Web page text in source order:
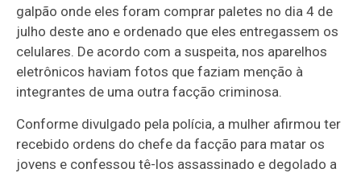
galpão onde eles foram comprar paletes no dia 4 de
julho deste ano e ordenado que eles entregassem os
celulares. De acordo com a suspeita, nos aparelhos
eletrônicos haviam fotos que faziam menção à
integrantes de uma outra facção criminosa.
Conforme divulgado pela polícia, a mulher afirmou ter
recebido ordens do chefe da facção para matar os
jovens e confessou tê-los assassinado e degolado a